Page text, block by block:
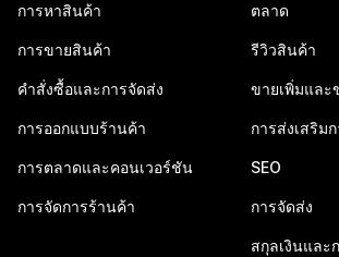
การหาสินค้า
การขายสินค้า
คำสั่งซื้อและการจัดส่ง
การออกแบบร้านค้า
การตลาดและคอนเวอร์ชัน
การจัดการร้านค้า
ตลาด
รีวิวสินค้า
ขายเพิ่มและ
การส่งเสริม
SEO
การจัดส่ง
สกุลเงินและ